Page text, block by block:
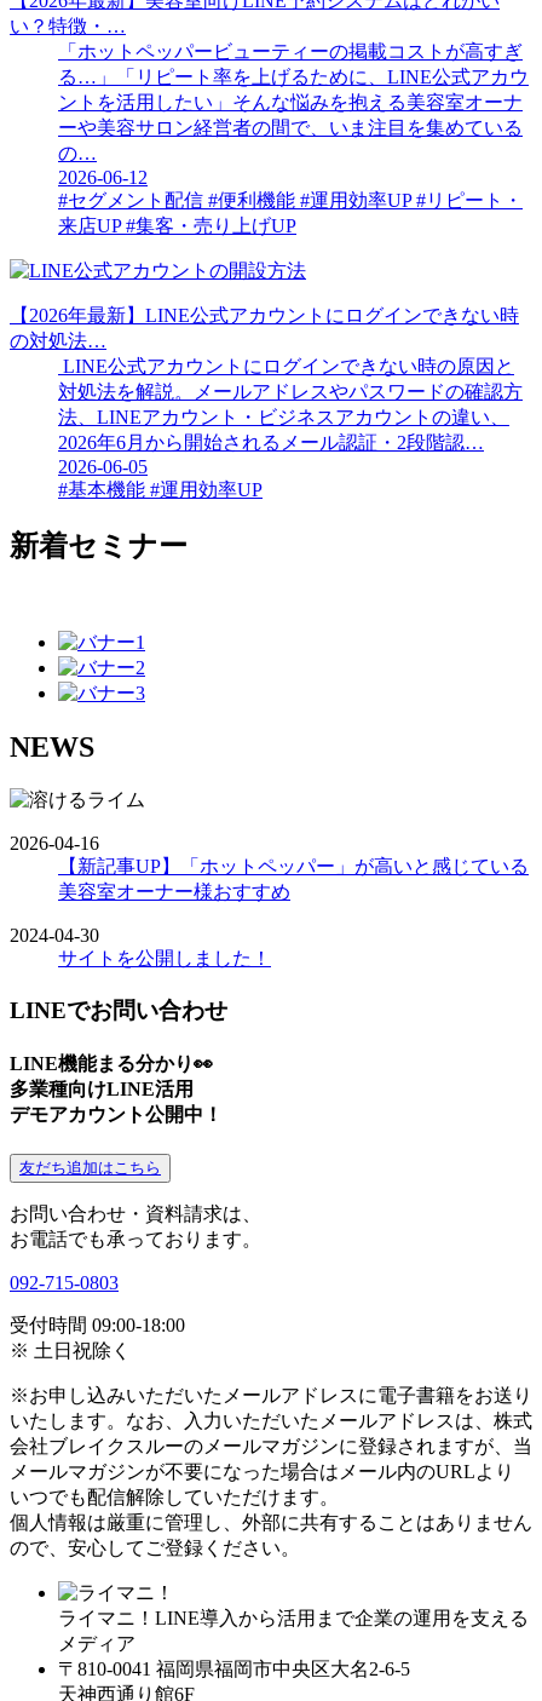
い？特徴・…
「ホットペッパービューティーの掲載コストが高すぎ
る…」「リピート率を上げるために、LINE公式アカウ
ントを活用したい」そんな悩みを抱える美容室オーナ
ーや美容サロン経営者の間で、いま注目を集めている
の…
2026-06-12
#セグメント配信 #便利機能 #運用効率UP#リピート・
来店UP#集客・売り上げUP
【2026年最新】LINE公式アカウントにログインできない時
の対処法…
LINE公式アカウントにログインできない時の原因と
対処法を解説。メールアドレスやパスワードの確認方
法、LINEアカウント・ビジネスアカウントの違い、
2026年6月から開始されるメール認証・2段階認…
2026-06-05
#基本機能 #運用効率UP
新着セミナー
NEWS
2026-04-16
【新記事UP】「ホットペッパー」が高いと感じている
美容室オーナー様おすすめ
2024-04-30
サイトを公開しました！
LINEでお問い合わせ
LINE機能まる分かり👀
多業種向けLINE活用
デモアカウント公開中！
友だち追加はこちら
お問い合わせ・資料請求は、
お電話でも承っております。
092-715-0803
受付時間 09:00-18:00
※ 土日祝除く
※お申し込みいただいたメールアドレスに電子書籍をお送り
いたします。なお、入力いただいたメールアドレスは、株式
会社ブレイクスルーのメールマガジンに登録されますが、当
メールマガジンが不要になった場合はメール内のURLより
いつでも配信解除していただけます。
個人情報は厳重に管理し、外部に共有することはありません
ので、安心してご登録ください。
ライマニ！LINE導入から活用まで企業の運用を支える
メディア
〒810-0041 福岡県福岡市中央区大名2-6-5
天神西通り館6F